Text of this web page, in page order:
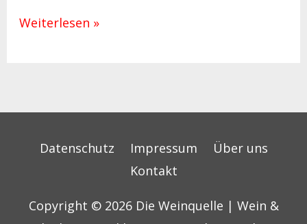
Weiterlesen »
Datenschutz Impressum
Über uns
Kontakt
Copyright © 2026 Die Weinquelle | Wein &